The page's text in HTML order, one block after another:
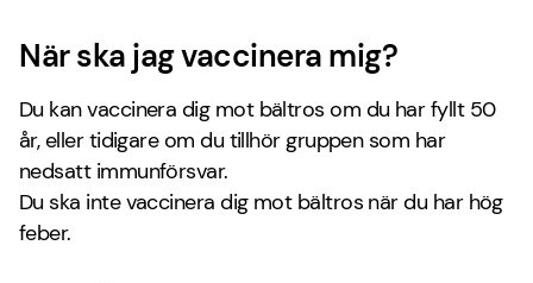
När ska jag vaccinera mig?
Du kan vaccinera dig mot bältros om du har fyllt 50
år, eller tidigare om du tillhör gruppen som har
nedsatt immunförsvar.
Du ska inte vaccinera dig mot bältros när du har hög
feber.